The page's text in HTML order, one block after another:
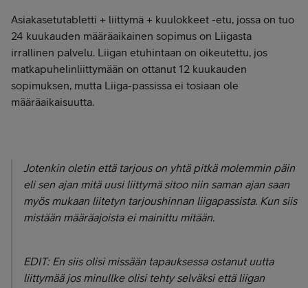
Asiakasetutabletti + liittymä + kuulokkeet -etu, jossa on tuo
24 kuukauden määräaikainen sopimus on Liigasta
irrallinen palvelu. Liigan etuhintaan on oikeutettu, jos
matkapuhelinliittymään on ottanut 12 kuukauden
sopimuksen, mutta Liiga-passissa ei tosiaan ole
määräaikaisuutta.
Jotenkin oletin että tarjous on yhtä pitkä molemmin päin
eli sen ajan mitä uusi liittymä sitoo niin saman ajan saan
myös mukaan liitetyn tarjoushinnan liigapassista. Kun siis
mistään määräajoista ei mainittu mitään.
EDIT: En siis olisi missään tapauksessa ostanut uutta
liittymää jos minullke olisi tehty selväksi että liigan